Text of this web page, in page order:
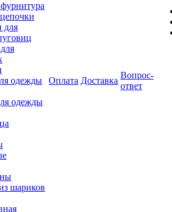
для
одежды
одежды
шариков
Оплата Доставка
Вопрос-
ответ